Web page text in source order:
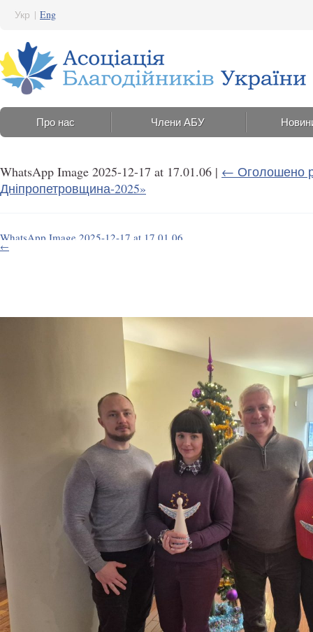
Укр | Eng
Про нас Члени АБУ
WhatsApp Image 2025-12-17 at 17.01.06 | ← Оголошено
Дніпропетровщина-2025»
WhatsApp Image 2025-12-17 at 17.01.06
17 Грудня 2025 22:58
←